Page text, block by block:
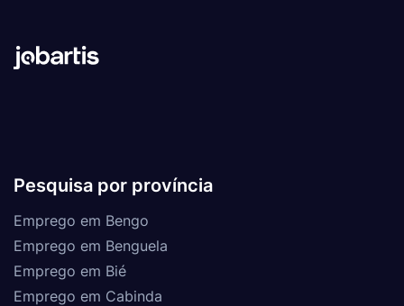
Pesquisa por província
Emprego em Bengo
Emprego em Benguela
Emprego em Bié
Emprego em Cabinda